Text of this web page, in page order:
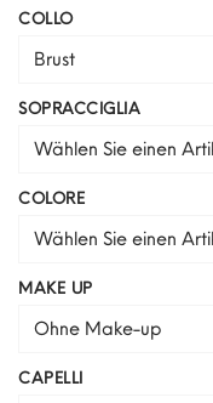
COLLO
Brust
SOPRACCIGLIA
Wählen Sie einen
COLORE
Wählen Sie einen
MAKE UP
Ohne Make-up
CAPELLI